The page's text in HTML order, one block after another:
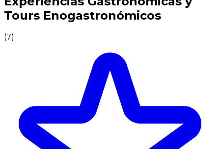
Tours Enogastronómicos
(7)